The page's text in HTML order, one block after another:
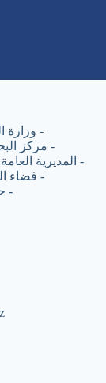
- وزارة
- مركز
- المديرية
- فضاء
-